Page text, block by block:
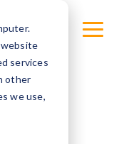
website
services
other
we use,
&
Sektor